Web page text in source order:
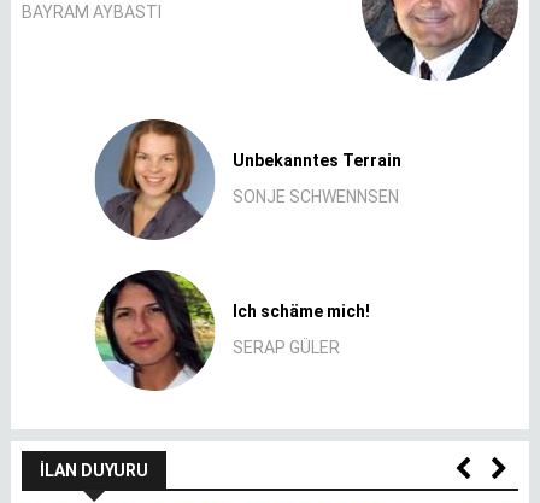
BAYRAM AYBASTI
Unbekanntes Terrain
SONJE SCHWENNSEN
Ich schäme mich!
SERAP GÜLER
İLAN DUYURU